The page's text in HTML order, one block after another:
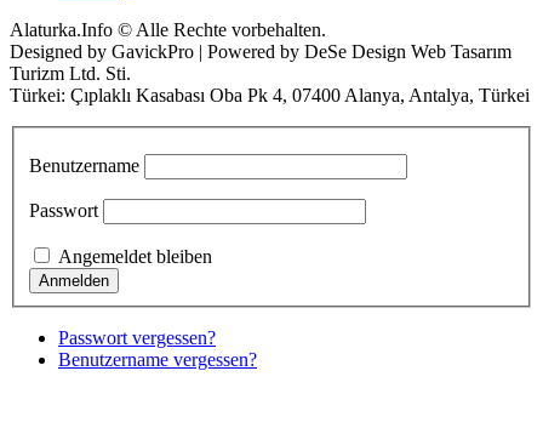
Alaturka.Info © Alle Rechte vorbehalten.
Designed by GavickPro | Powered by DeSe Design Web Tasarım
Turizm Ltd. Sti.
Türkei: Çıplaklı Kasabası Oba Pk 4, 07400 Alanya, Antalya, Türkei
Benutzername
Passwort
Angemeldet bleiben
Passwort vergessen?
Benutzername vergessen?